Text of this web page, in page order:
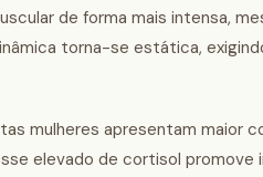
de forma mais intensa,
torna-se estática,
mulheres apresentam maior
elevado de cortisol promove